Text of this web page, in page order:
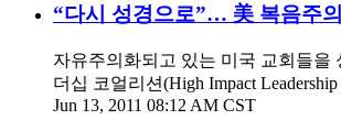
“다시 성경으로”… 美 복음주
자유주의화되고 있는 미국 교회들을
더십 코얼리션(High Impact
Jun 13, 2011 08:12 AM CST